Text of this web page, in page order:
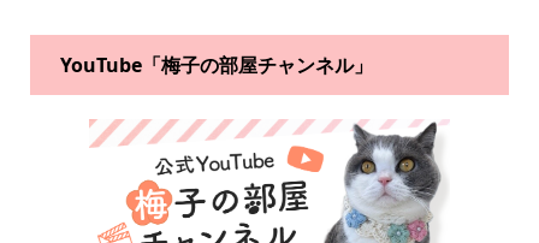
YouTube「梅子の部屋チャンネル」